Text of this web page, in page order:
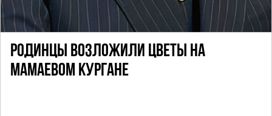
РОДИНЦЫ ВОЗЛОЖИЛИ ЦВЕТЫ НА
МАМАЕВОМ КУРГАНЕ